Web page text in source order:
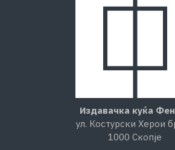
Издавачка куќа
ул. Костурски Херои
1000 Скопје